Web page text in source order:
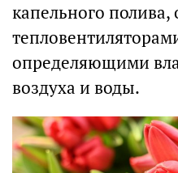
капельного
определяющими
воздуха и воды.